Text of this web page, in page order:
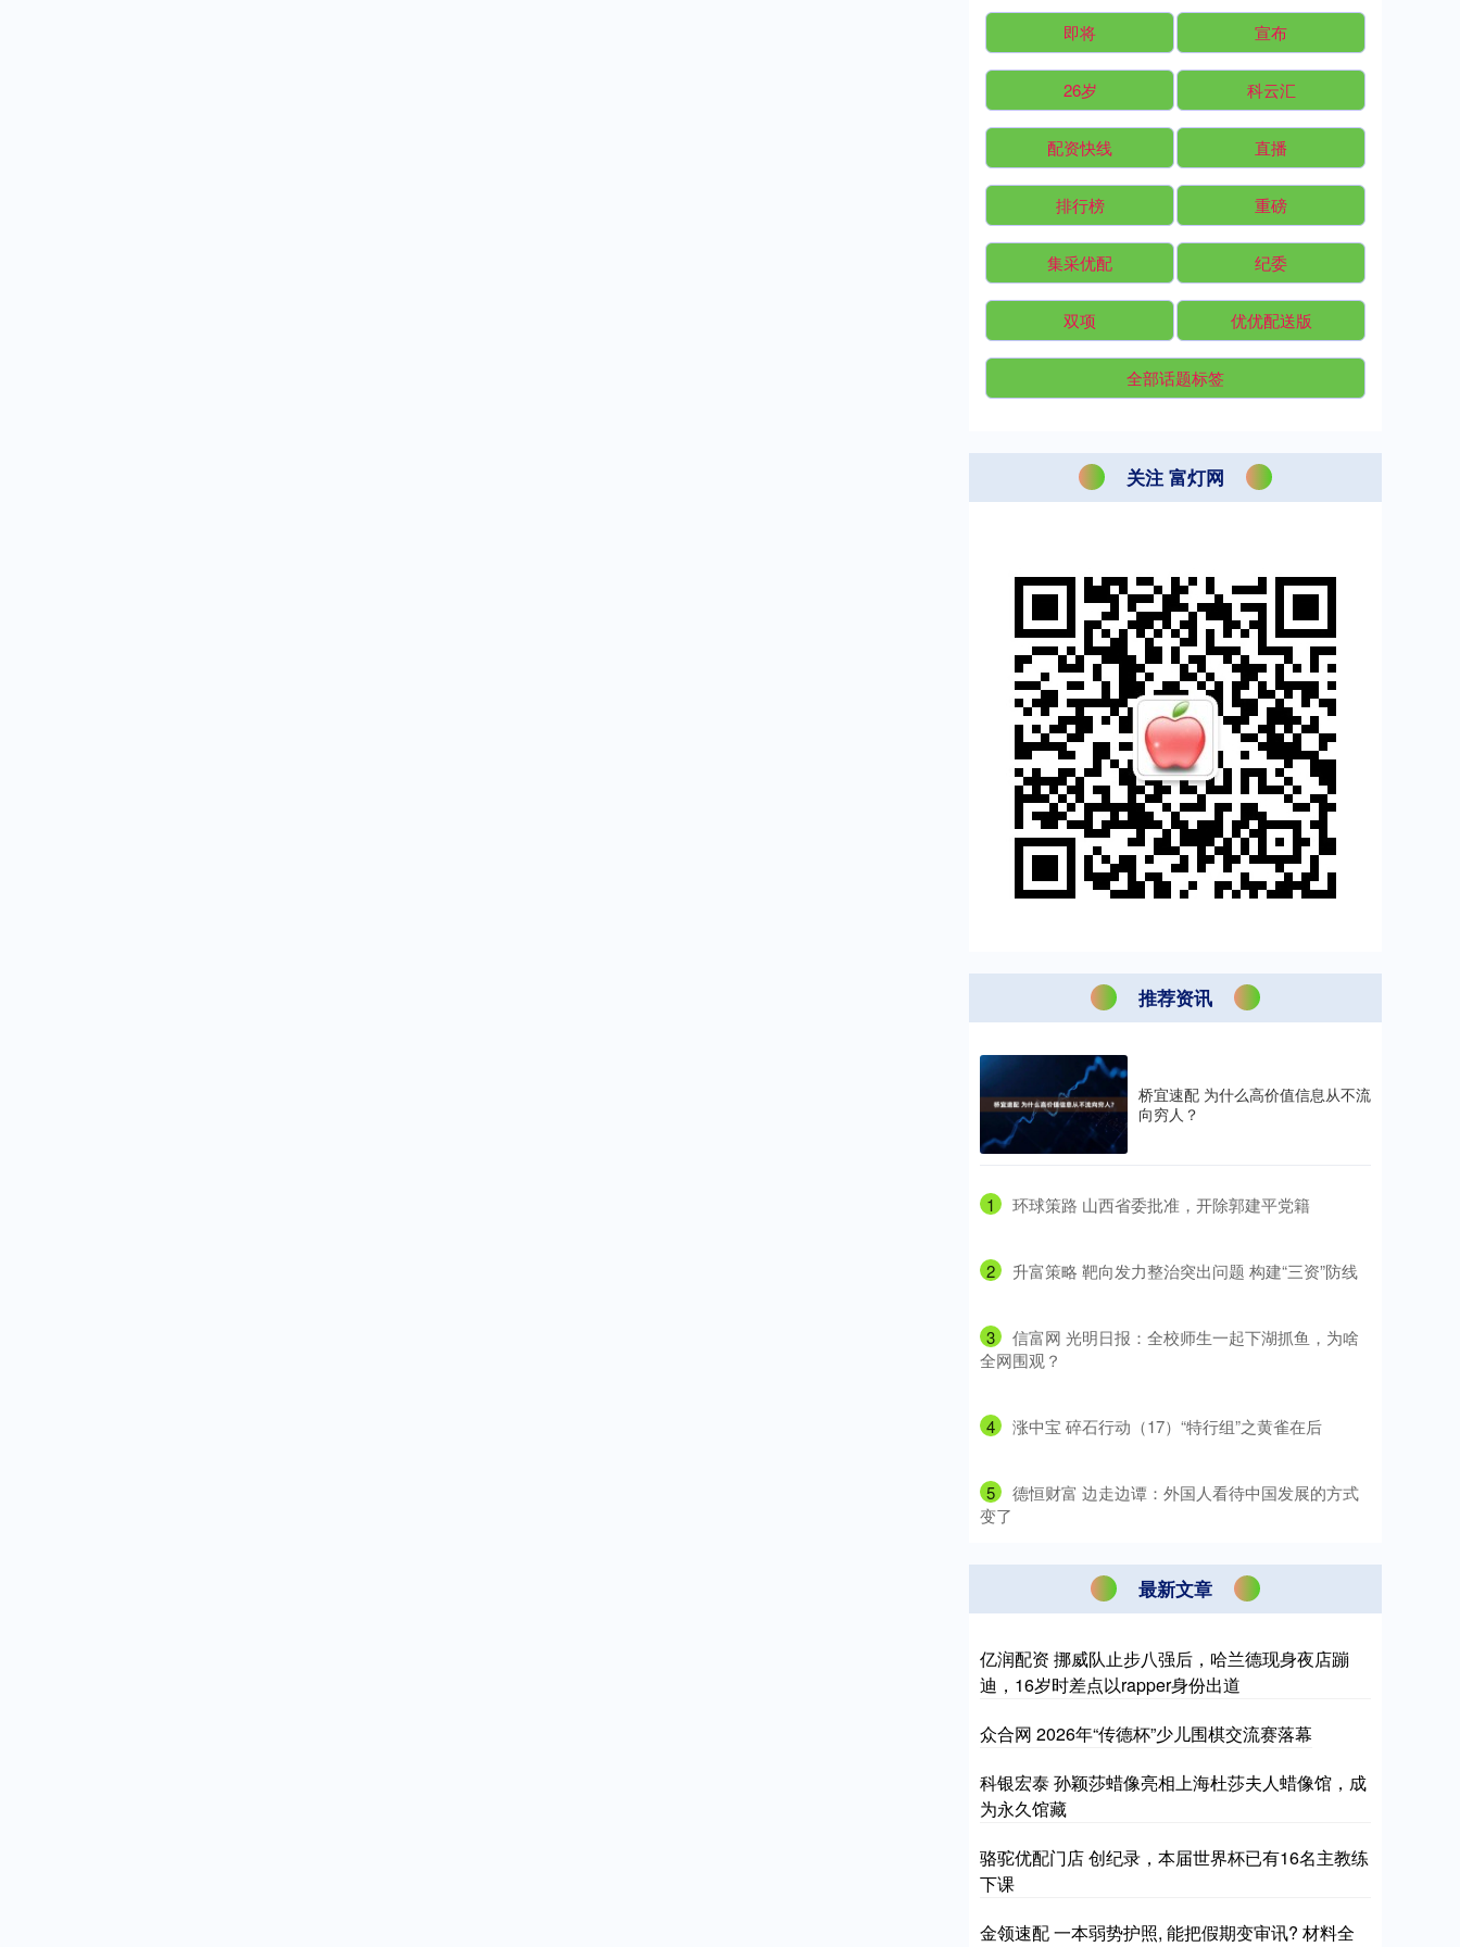
即将 宣布
26岁 科云汇
配资快线 直播
排行榜 重磅
集采优配 纪委
双项 优优配送版
全部话题标签
关注 富灯网
推荐资讯
桥宜速配 为什么高价值信息从不流
向穷人？
1 ​环球策路 山西省委批准，开除郭建平党籍
2 ​升富策略 靶向发力整治突出问题 构建“三资”防线
3
​信富网 光明日报：全校师生一起下湖抓鱼，为啥
全网围观？
4 ​涨中宝 碎石行动（17）“特行组”之黄雀在后
5
​德恒财富 边走边谭：外国人看待中国发展的方式
变了
最新文章
亿润配资 挪威队止步八强后，哈兰德现身夜店蹦
迪，16岁时差点以rapper身份出道
众合网 2026年“传德杯”少儿围棋交流赛落幕
科银宏泰 孙颖莎蜡像亮相上海杜莎夫人蜡像馆，成
为永久馆藏
骆驼优配门店 创纪录，本届世界杯已有16名主教练
下课
金领速配 一本弱势护照, 能把假期变审讯? 材料全